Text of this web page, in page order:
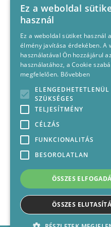
Ez a weboldal
használ
Ez a weboldal sütiket használ
élmény javítása érdekében. A
használatával Ön hozzájárul
használatához, a Cookie
megfelelően. Bővebben
ELENGEDHETETLENÜL
SZÜKSÉGES
TELJESÍTMÉNY
CÉLZÁS
FUNKCIONALITÁS
BESOROLATLAN
ÖSSZES
ÖSSZES